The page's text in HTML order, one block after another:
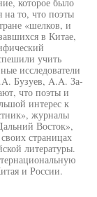
то, что поэты
«шелков, и
в Китае,
учить
исследователи
Бузуев, A.A. За-
что поэты и
интерес к
журналы
Восток»,
страницах
литературы.
и России.